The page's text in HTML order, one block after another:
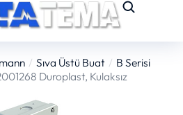
Sıva Üstü Buat
B Serisi
Duroplast, Kulaksız